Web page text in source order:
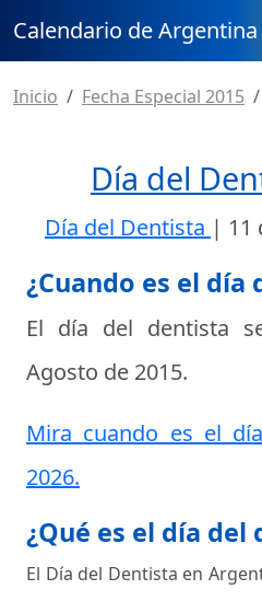
Calendario de Argentina
Inicio Fecha Especial 2015
Día del
Día del Dentista | 11
¿Cuando es el día
El día del dentista
Agosto de 2015.
Mira cuando es el
2026.
¿Qué es el día del
El Día del Dentista en